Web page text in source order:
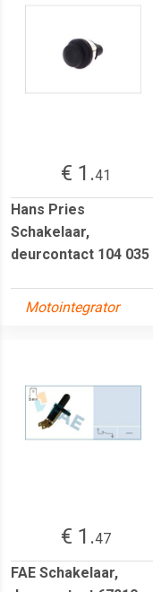
€ 1.41
Hans Pries
Schakelaar,
deurcontact 104 035
Motointegrator
€ 1.47
FAE Schakelaar,